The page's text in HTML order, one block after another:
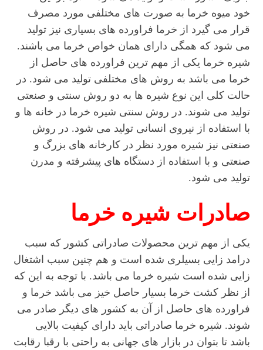
خود میوه خرما به صورت های مختلفی مورد مصرف
قرار می گیرد از خرما فراورده های بسیاری نیز تولید
می شود که همگی دارای همان خواص خرما می باشند.
شیره خرما یکی از مهم ترین فراورده های حاصل از
خرما می باشد به روش های مختلفی تولید می شود. در
حالت کلی این نوع شیره ها به دو روش سنتی و صنعتی
تولید می شوند. در روش سنتی شیره خرما در خانه ها و
با استفاده از نیروی انسانی تولید می شود. در روش
صنعتی نیز شیره مورد نظر در کارخانه های بزرگ و
صنعتی و با استفاده از دستگاه های پیشرفته و مدرن
تولید می شود.
صادرات شیره خرما
یکی از مهم ترین محصولات صادراتی کشور که سبب
درامد زایی بسیلری شده است و هم چنین سبب اشتغال
زایی شده است شیره خرما می باشد. با توجه به این که
از نظر کشت خرما بسیار حاصل خیز می باشد خرما و
فراورده های حاصل از آن به کشور های دیگر صادر می
شوند. شیره خرما صادراتی باید دارای کیفیت بالایی
باشد تا بتوان در بازار های جهانی به راحتی با رقبا رقابت